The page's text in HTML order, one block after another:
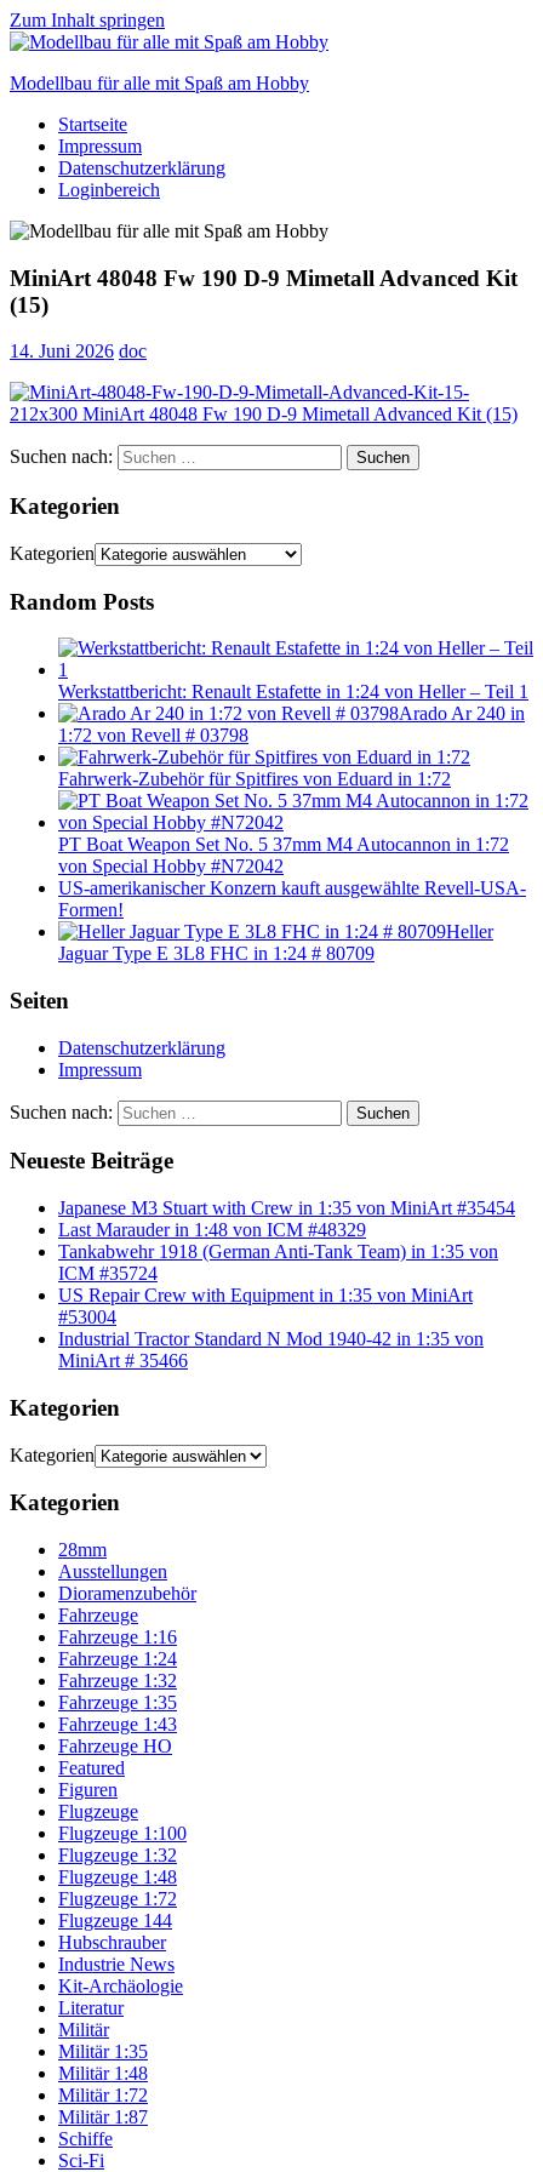
Zum Inhalt springen
Modellbau für alle mit Spaß am Hobby
Scale
modelling
to
Startseite
Impressum
Datenschutzerklärung
Loginbereich
MiniArt 48048 Fw 190 D-9 Mimetall Advanced Kit
(15)
14. Juni 2026 doc
Suchen nach: Suchen
Kategorien
Kategorien
Random Posts
Werkstattbericht: Renault Estafette in 1:24 von Heller – Teil 1
Arado Ar 240 in
1:72 von Revell # 03798
Fahrwerk-Zubehör für Spitfires von Eduard in 1:72
PT Boat Weapon Set No. 5 37mm M4 Autocannon in 1:72
von Special Hobby #N72042
US-amerikanischer Konzern kauft ausgewählte Revell-USA-
Formen!
Heller
Jaguar Type E 3L8 FHC in 1:24 # 80709
Seiten
Datenschutzerklärung
Impressum
Suchen nach: Suchen
Neueste Beiträge
Japanese M3 Stuart with Crew in 1:35 von MiniArt #35454
Last Marauder in 1:48 von ICM #48329
Tankabwehr 1918 (German Anti-Tank Team) in 1:35 von
ICM #35724
US Repair Crew with Equipment in 1:35 von MiniArt
#53004
Industrial Tractor Standard N Mod 1940-42 in 1:35 von
MiniArt # 35466
Kategorien
Kategorien
Kategorien
28mm
Ausstellungen
Dioramenzubehör
Fahrzeuge
Fahrzeuge 1:16
Fahrzeuge 1:24
Fahrzeuge 1:32
Fahrzeuge 1:35
Fahrzeuge 1:43
Fahrzeuge HO
Featured
Figuren
Flugzeuge
Flugzeuge 1:100
Flugzeuge 1:32
Flugzeuge 1:48
Flugzeuge 1:72
Flugzeuge 144
Hubschrauber
Industrie News
Kit-Archäologie
Literatur
Militär
Militär 1:35
Militär 1:48
Militär 1:72
Militär 1:87
Schiffe
Sci-Fi